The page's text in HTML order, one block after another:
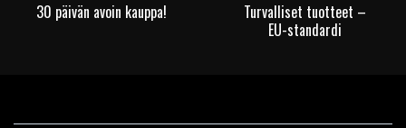
30 päivän avoin kauppa!
Turvalliset tuotteet –
EU-standardi